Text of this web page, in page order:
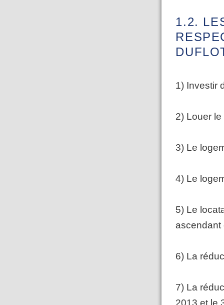
1.2.
1) Investir
2) Louer
3) Le
4) Le
5) Le
ascendant
6) La
7) La
2013 et le